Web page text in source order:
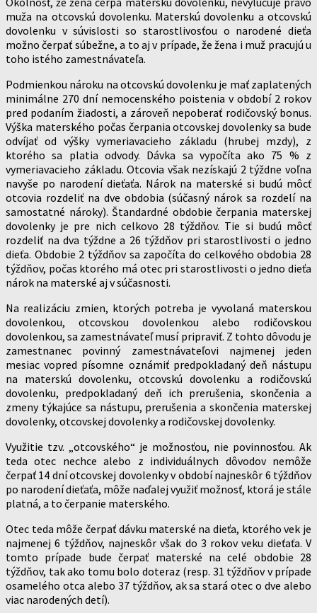
muža na otcovskú dovolenku. Materskú dovolenku a otcovskú
dovolenku v súvislosti so starostlivosťou o narodené dieťa
možno čerpať súbežne, a to aj v prípade, že žena i muž pracujú u
toho istého zamestnávateľa.
Podmienkou nároku na otcovskú dovolenku je mať zaplatených
minimálne 270 dní nemocenského poistenia v období 2 rokov
pred podaním žiadosti, a zároveň nepoberať rodičovský bonus.
Výška materského počas čerpania otcovskej dovolenky sa bude
odvíjať od výšky vymeriavacieho základu (hrubej mzdy), z
ktorého sa platia odvody. Dávka sa vypočíta ako 75 % z
vymeriavacieho základu. Otcovia však nezískajú 2 týždne voľna
navyše po narodení dieťaťa. Nárok na materské si budú môcť
otcovia rozdeliť na dve obdobia (súčasný nárok sa rozdelí na
samostatné nároky). Štandardné obdobie čerpania materskej
dovolenky je pre nich celkovo 28 týždňov. Tie si budú môcť
rozdeliť na dva týždne a 26 týždňov pri starostlivosti o jedno
dieťa. Obdobie 2 týždňov sa započíta do celkového obdobia 28
týždňov, počas ktorého má otec pri starostlivosti o jedno dieťa
nárok na materské aj v súčasnosti.
Na realizáciu zmien, ktorých potreba je vyvolaná materskou
dovolenkou, otcovskou dovolenkou alebo rodičovskou
dovolenkou, sa zamestnávateľ musí pripraviť. Z tohto dôvodu je
zamestnanec povinný zamestnávateľovi najmenej jeden
mesiac vopred písomne oznámiť predpokladaný deň nástupu
na materskú dovolenku, otcovskú dovolenku a rodičovskú
dovolenku, predpokladaný deň ich prerušenia, skončenia a
zmeny týkajúce sa nástupu, prerušenia a skončenia materskej
dovolenky, otcovskej dovolenky a rodičovskej dovolenky.
Využitie tzv. „otcovského“ je možnosťou, nie povinnosťou. Ak
teda otec nechce alebo z individuálnych dôvodov nemôže
čerpať 14 dní otcovskej dovolenky v období najneskôr 6 týždňov
po narodení dieťaťa, môže naďalej využiť možnosť, ktorá je stále
platná, a to čerpanie materského.
Otec teda môže čerpať dávku materské na dieťa, ktorého vek je
najmenej 6 týždňov, najneskôr však do 3 rokov veku dieťaťa. V
tomto prípade bude čerpať materské na celé obdobie 28
týždňov, tak ako tomu bolo doteraz (resp. 31 týždňov v prípade
osamelého otca alebo 37 týždňov, ak sa stará otec o dve alebo
viac narodených detí).